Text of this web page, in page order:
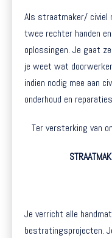
Als straatmaker/ civiel
twee rechter handen
oplossingen. Je gaat
je weet wat
indien nodig mee aan
onderhoud en
Ter versterking van
Je verricht alle
bestratingsprojecten.